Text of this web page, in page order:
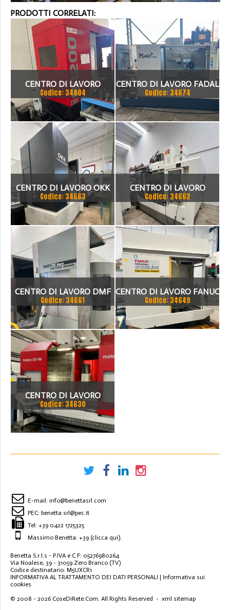
PRODOTTI CORRELATI:
CENTRO DI LAVORO
EMCOMILL FAMUP E1200
Codice: 34804
CENTRO DI LAVORO FADAL
Codice: 34674
CENTRO DI LAVORO OKK
Codice: 34663
CENTRO DI LAVORO
VCENTER A110
Codice: 34662
CENTRO DI LAVORO DMF
220 LINEAR
Codice: 34661
CENTRO DI LAVORO FANUC
Codice: 34649
CENTRO DI LAVORO
MATEC 30 HV
Codice: 34630
E-mail: info@benettasrl.com
PEC: benetta.srl@pec.it
Tel: +39 0422 1725325
Massimo Benetta: +39 (clicca qui).
Benetta S.r.l.s - P.IVA e C.F: 05276980264
Via Noalese, 39 - 31059 Zero Branco (TV)
Codice destinatario: M5UXCR1
INFORMATIVA AL TRATTAMENTO DEI DATI PERSONALI | Informativa sui
cookies
© 2008 - 2026 CoseDiRete.Com. All Rights Reserved - xml sitemap